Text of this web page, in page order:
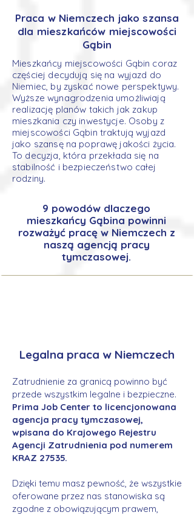
Praca w Niemczech jako szansa
dla mieszkańców miejscowości
Gąbin
Mieszkańcy miejscowości Gąbin coraz
częściej decydują się na wyjazd do
Niemiec, by zyskać nowe perspektywy.
Wyższe wynagrodzenia umożliwiają
realizację planów takich jak zakup
mieszkania czy inwestycje. Osoby z
miejscowości Gąbin traktują wyjazd
jako szansę na poprawę jakości życia.
To decyzja, która przekłada się na
stabilność i bezpieczeństwo całej
rodziny.
9 powodów dlaczego
mieszkańcy Gąbina powinni
rozważyć pracę w Niemczech z
naszą agencją pracy
tymczasowej.
Legalna praca w Niemczech
Zatrudnienie za granicą powinno być
przede wszystkim legalne i bezpieczne.
Prima Job Center to licencjonowana
agencja pracy tymczasowej,
wpisana do Krajowego Rejestru
Agencji Zatrudnienia pod numerem
KRAZ 27535.
Dzięki temu masz pewność, że wszystkie
oferowane przez nas stanowiska są
zgodne z obowiązującym prawem,